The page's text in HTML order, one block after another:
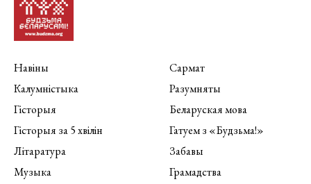
Навіны
Калумністыка
Гісторыя
Гісторыя за 5 хвілін
Літаратура
Музыка
Сармат
Разумняты
Беларуская мова
Гатуем з «Будзьма!»
Забавы
Грамадства